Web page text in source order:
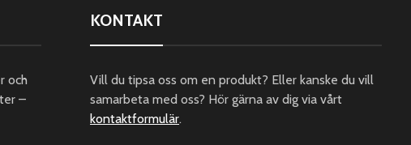
och
–
KONTAKT
Vill du tipsa oss om en produkt? Eller kanske du vill
samarbeta med oss? Hör gärna av dig via vårt
kontaktformulär.